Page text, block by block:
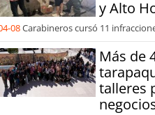
y Alto
08Carabineros cursó 11
Más de
talleres